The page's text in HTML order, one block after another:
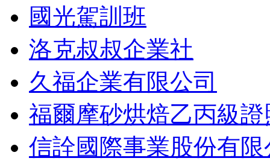
國光駕訓班
洛克叔叔企業社
久福企業有限公司
福爾摩砂烘焙乙丙級
信詮國際事業股份有限